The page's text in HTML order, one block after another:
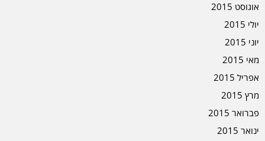
אוגוסט 2015
יולי 2015
יוני 2015
מאי 2015
אפריל 2015
מרץ 2015
פברואר 2015
ינואר 2015